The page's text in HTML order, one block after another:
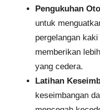
Pengukuhan
untuk
pergelangan
memberikan
yang cedera.
Latihan
keseimbangan